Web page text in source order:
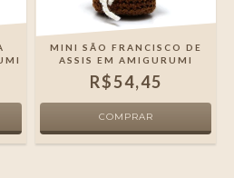
MINI SÃO FRANCISCO DE
ASSIS EM AMIGURUMI
R$54,45